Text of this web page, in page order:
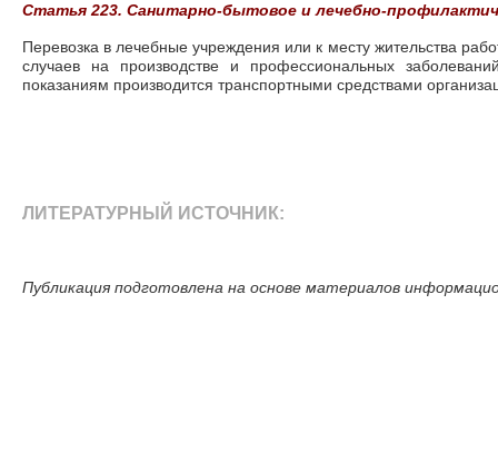
Статья 223. Санитарно-бытовое и лечебно-
Перевозка в лечебные учреждения или к месту жительства
случаев на производстве и профессиональных
показаниям производится транспортными средствами
ЛИТЕРАТУРНЫЙ ИСТОЧНИК:
Публикация подготовлена на основе материалов